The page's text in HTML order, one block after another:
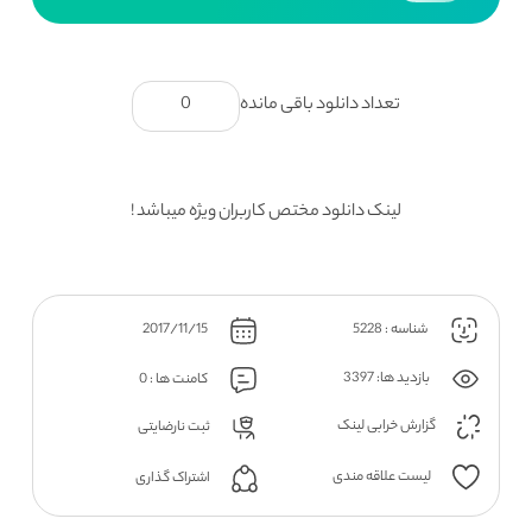
تعداد دانلود باقی مانده 0
لینک دانلود مختص کاربران ویژه میباشد !
شناسه : 5228 2017/11/15
بازدید ها: 3397
کامنت ها : 0
گزارش خرابی لینک
ثبت نارضایتی
لیست علاقه مندی اشتراک گذاری